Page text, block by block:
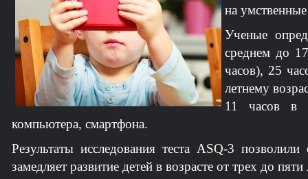
на
Ученые
среднем до
часов), 25
летнему
11 часов в
компьютера, смартфона.
Результаты исследования теста ASQ-3
замедляет развитие детей в возрасте от трех до